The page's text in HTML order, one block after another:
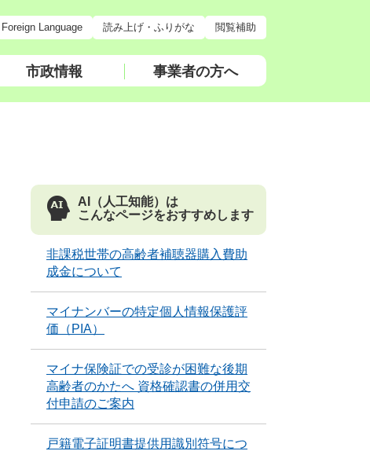
Foreign Language 読み上げ・ふりがな 閲覧補助
市政情報 事業者の方へ
AI（人工知能）は
こんなページをおすすめします
非課税世帯の高齢者補聴器購入費助
成金について
マイナンバーの特定個人情報保護評
価（PIA）
マイナ保険証での受診が困難な後期
高齢者のかたへ 資格確認書の併用交
付申請のご案内
戸籍電子証明書提供用識別符号につ